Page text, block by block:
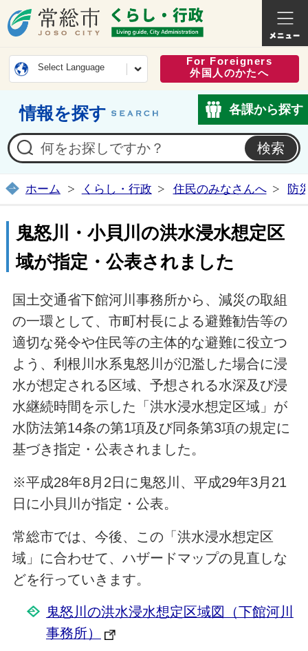
常総市公式ホームページ
くらし
Select Language
For Foreigners
外国人のかたへ
情報を探す 各課から探す
ホーム くらし・行政 住民のみなさんへ 防
鬼怒川・小貝川の洪水浸水想定区
域が指定・公表されました
国土交通省下館河川事務所から、減災の取組
の一環として、市町村長による避難勧告等の
適切な発令や住民等の主体的な避難に役立つ
よう、利根川水系鬼怒川が氾濫した場合に浸
水が想定される区域、予想される水深及び浸
水継続時間を示した「洪水浸水想定区域」が
水防法第14条の第1項及び同条第3項の規定に
基づき指定・公表されました。
※平成28年8月2日に鬼怒川、平成29年3月21
日に小貝川が指定・公表。
常総市では、今後、この「洪水浸水想定区
域」に合わせて、ハザードマップの見直しな
どを行っていきます。
鬼怒川の洪水浸水想定区域図（下館河川
事務所）